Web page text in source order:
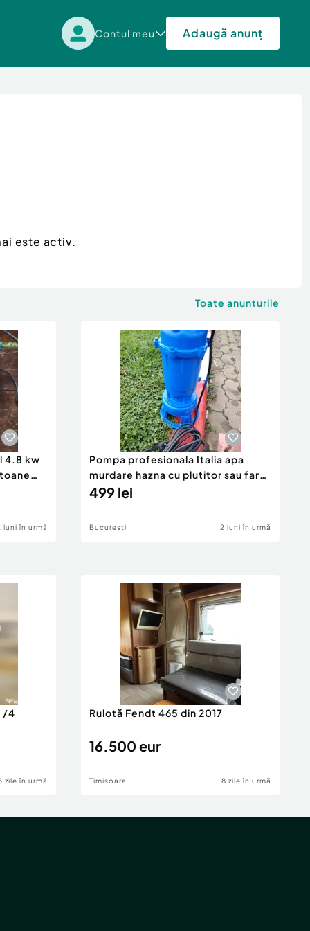
Contul meu Adaugă anunț
este activ.
Toate anunturile
4.8 kw
luni în urmă
Pompa profesionala Italia apa
murdare hazna cu plutitor sau fara,
debit mare
499 lei
Bucuresti 2 luni în urmă
/4
zile în urmă
Rulotă Fendt 465 din 2017
16.500 eur
Timisoara 8 zile în urmă